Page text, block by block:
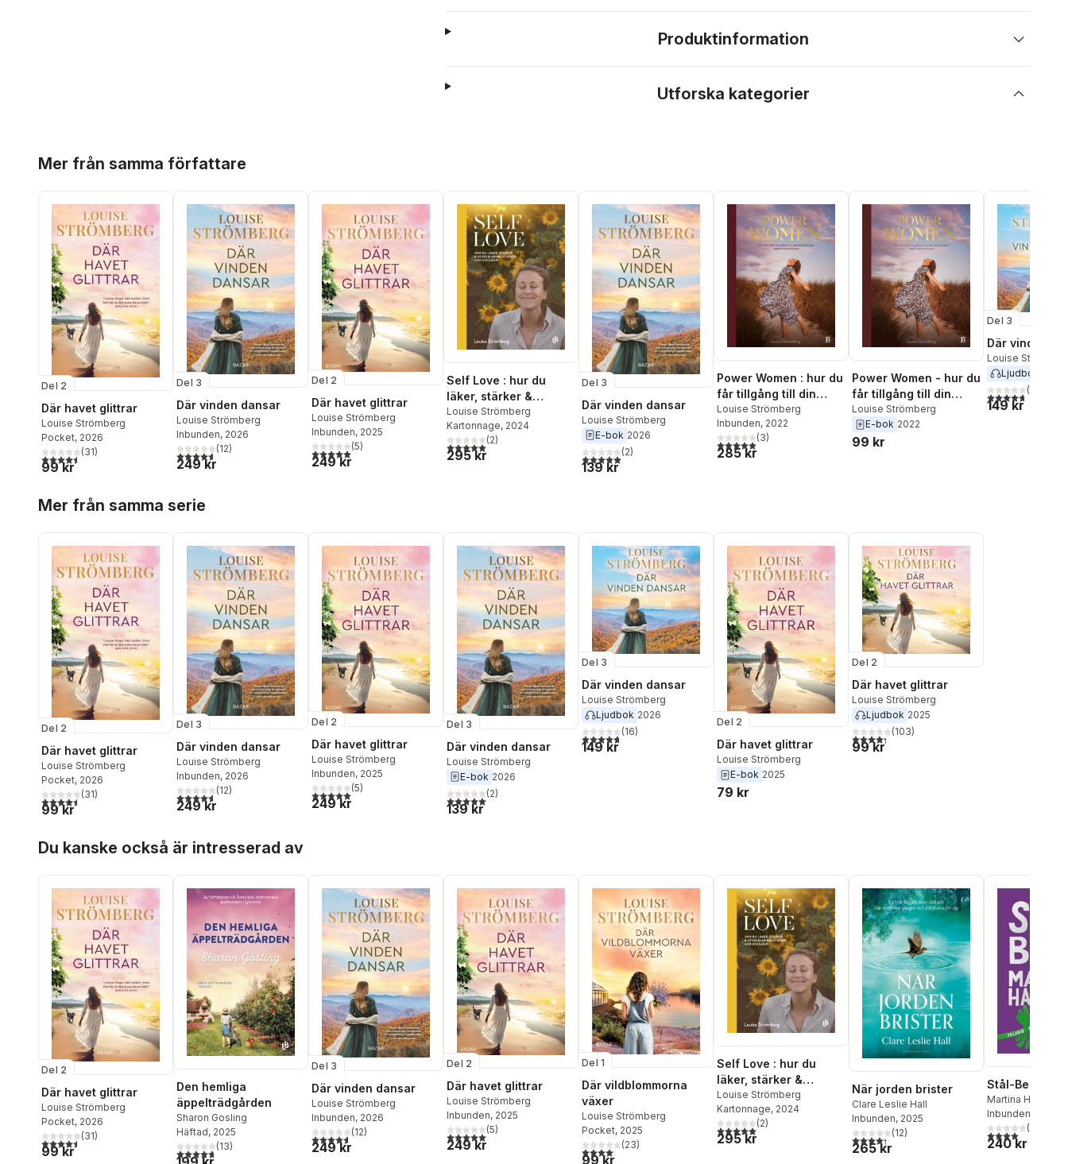
Produktinformation
Utforska kategorier
Mer från samma författare
Del 2
Där havet glittrar
Louise Strömberg
Pocket, 2026
4,5utav 5 stjärnor. Totalt antal röster:
(31)
99 kr
Del 3
Där vinden dansar
Louise Strömberg
Inbunden, 2026
4,6utav 5 stjärnor. Totalt antal röster:
(12)
249 kr
Del 2
Där havet glittrar
Louise Strömberg
Inbunden, 2025
5,0utav 5 stjärnor. Totalt antal röster:
(5)
249 kr
Self Love : hur du
läker, stärker &
utvecklar relationen
med dig själv
Louise Strömberg
Kartonnage, 2024
5,0utav 5 stjärnor. Totalt antal röster:
(2)
295 kr
Del 3
Där vinden dansar
Louise Strömberg
E-bok 2026
5,0utav 5 stjärnor. Totalt antal röster:
(2)
139 kr
Power Women : hur du
får tillgång till din
medfödda kraft som
kvinna
Louise Strömberg
Inbunden, 2022
5,0utav 5 stjärnor. Totalt antal röster:
(3)
285 kr
Power Women - hur du
får tillgång till din
medfödda kraft som
kvinna
Louise Strömberg
E-bok 2022
99 kr
Del 3
Där vinden
Louise
Ljudbok
4,7utav 5(
149 kr
Mer från samma serie
Del 2
Där havet glittrar
Louise Strömberg
Pocket, 2026
4,5utav 5 stjärnor. Totalt antal röster:
(31)
99 kr
Del 3
Där vinden dansar
Louise Strömberg
Inbunden, 2026
4,6utav 5 stjärnor. Totalt antal röster:
(12)
249 kr
Del 2
Där havet glittrar
Louise Strömberg
Inbunden, 2025
5,0utav 5 stjärnor. Totalt antal röster:
(5)
249 kr
Del 3
Där vinden dansar
Louise Strömberg
E-bok 2026
5,0utav 5 stjärnor. Totalt antal röster:
(2)
139 kr
Del 3
Där vinden dansar
Louise Strömberg
Ljudbok 2026
4,7utav 5 stjärnor. Totalt antal röster:
(16)
149 kr
Del 2
Där havet glittrar
Louise Strömberg
E-bok 2025
79 kr
Del 2
Där havet glittrar
Louise Strömberg
Ljudbok 2025
4,3utav 5 stjärnor. Totalt antal röster:
(103)
99 kr
Du kanske också är intresserad av
Del 2
Där havet glittrar
Louise Strömberg
Pocket, 2026
4,5utav 5 stjärnor. Totalt antal röster:
(31)
99 kr
Den hemliga
äppelträdgården
Sharon Gosling
Häftad, 2025
4,7utav 5 stjärnor. Totalt antal röster:
(13)
Del 3
Där vinden dansar
Louise Strömberg
Inbunden, 2026
4,6utav 5 stjärnor. Totalt antal röster:
(12)
249 kr
Del 2
Där havet glittrar
Louise Strömberg
Inbunden, 2025
5,0utav 5 stjärnor. Totalt antal röster:
(5)
249 kr
Del 1
Där vildblommorna
växer
Louise Strömberg
Pocket, 2025
4,1utav 5 stjärnor. Totalt antal röster:
(23)
99 kr
Self Love : hur du
läker, stärker &
utvecklar relationen
med dig själv
Louise Strömberg
Kartonnage, 2024
5,0utav 5 stjärnor. Totalt antal röster:
(2)
295 kr
När jorden brister
Clare Leslie Hall
Inbunden, 2025
4,3utav 5 stjärnor. Totalt antal röster:
(12)
265 kr
Stål-Berit
Martina Haag
Inbunden
3,9utav 5(
240 kr